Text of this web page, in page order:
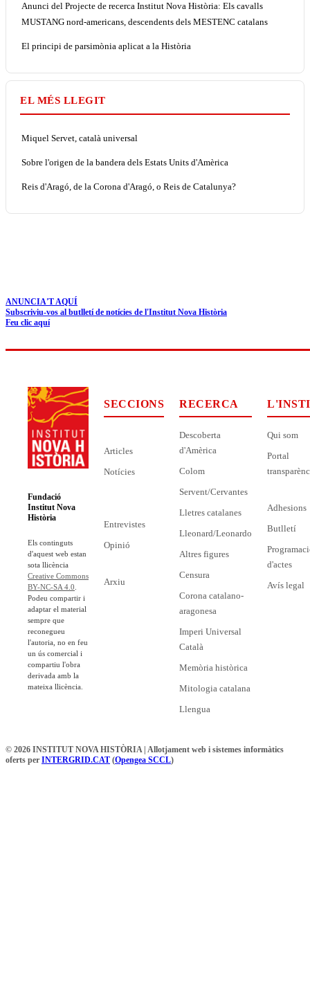
Anunci del Projecte de recerca Institut Nova Història: Els cavalls
MUSTANG nord-americans, descendents dels MESTENC catalans
El principi de parsimònia aplicat a la Història
EL MÉS LLEGIT
Miquel Servet, català universal
Sobre l'origen de la bandera dels Estats Units d'Amèrica
Reis d'Aragó, de la Corona d'Aragó, o Reis de Catalunya?
ANUNCIA'T AQUÍ
Subscriviu-vos al butlletí de notícies de l'Institut Nova Història
Feu clic aquí
Fundació
Institut Nova
Història
Els continguts
d'aquest web estan
sota llicència
Creative Commons
BY-NC-SA 4.0
Podeu compartir i
adaptar el material
sempre que
reconegueu
l'autoria, no en feu
un ús comercial i
compartiu l'obra
derivada amb la
mateixa llicència.
SECCIONS
Articles
Notícies
Entrevistes
Opinió
Arxiu
RECERCA
Descoberta
d'Amèrica
Colom
Servent/Cervantes
Lletres catalanes
Lleonard/Leonardo
Altres figures
Censura
Corona catalano-
aragonesa
Imperi Universal
Català
Memòria històrica
Mitologia catalana
Llengua
Qui som
Portal
Adhesions
Butlletí
d'actes
Avís legal
© 2026 INSTITUT NOVA HISTÒRIA | Allotjament web i sistemes informàtics
oferts per INTERGRID.CAT (Opengea SCCL)